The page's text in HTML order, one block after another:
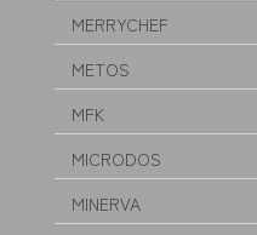
MERRYCHEF
METOS
MFK
MICRODOS
MINERVA